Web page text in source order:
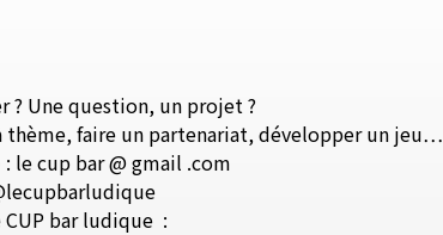
? Une question, un projet ?
faire un partenariat, développer un jeu…
le cup bar @ gmail .com
CUP bar ludique :